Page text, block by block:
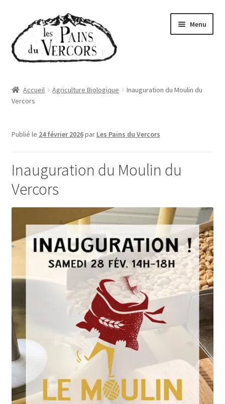
la
navigation
contenu
Menu
Boutique
Abonnements
Où trouver nos pains
Actualités
Accueil Agriculture Biologique
Inauguration du Moulin du
Vercors
Publié le 24 février 2026par Les Pains du Vercors
Inauguration du Moulin du
Vercors